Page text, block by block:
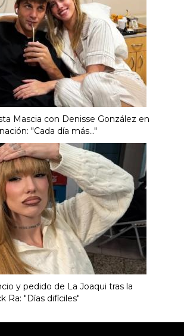
Mascia con Denisse González en
"Cada día más..."
y pedido de La Joaqui tras la
Ra: "Días difíciles"